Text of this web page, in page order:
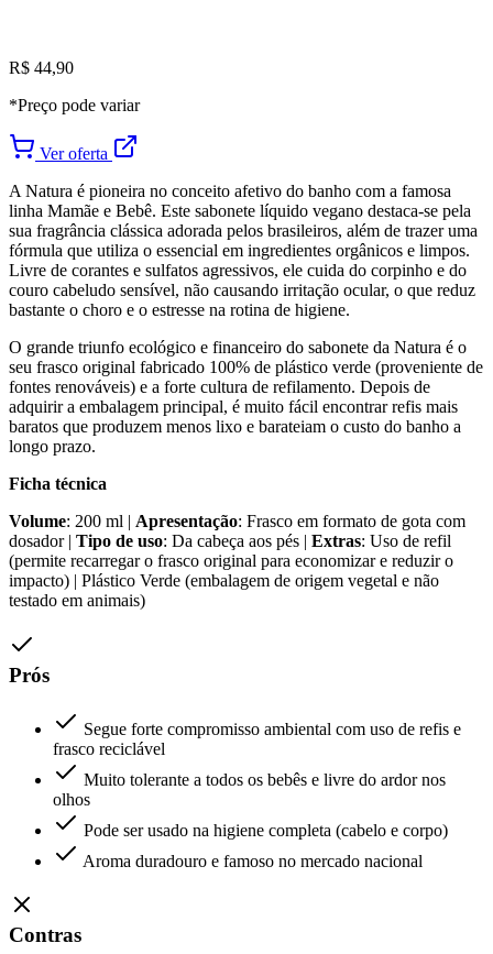
R$ 44,90
*Preço pode variar
Ver oferta
A Natura é pioneira no conceito afetivo do banho com a famosa
linha Mamãe e Bebê. Este sabonete líquido vegano destaca-se pela
sua fragrância clássica adorada pelos brasileiros, além de trazer uma
fórmula que utiliza o essencial em ingredientes orgânicos e limpos.
Livre de corantes e sulfatos agressivos, ele cuida do corpinho e do
couro cabeludo sensível, não causando irritação ocular, o que reduz
bastante o choro e o estresse na rotina de higiene.
O grande triunfo ecológico e financeiro do sabonete da Natura é o
seu frasco original fabricado 100% de plástico verde (proveniente de
fontes renováveis) e a forte cultura de refilamento. Depois de
adquirir a embalagem principal, é muito fácil encontrar refis mais
baratos que produzem menos lixo e barateiam o custo do banho a
longo prazo.
Ficha técnica
Volume: 200 ml | Apresentação: Frasco em formato de gota com
dosador | Tipo de uso: Da cabeça aos pés | Extras: Uso de refil
(permite recarregar o frasco original para economizar e reduzir o
impacto) | Plástico Verde (embalagem de origem vegetal e não
testado em animais)
Prós
Segue forte compromisso ambiental com uso de refis e
frasco reciclável
Muito tolerante a todos os bebês e livre do ardor nos
olhos
Pode ser usado na higiene completa (cabelo e corpo)
Aroma duradouro e famoso no mercado nacional
Contras